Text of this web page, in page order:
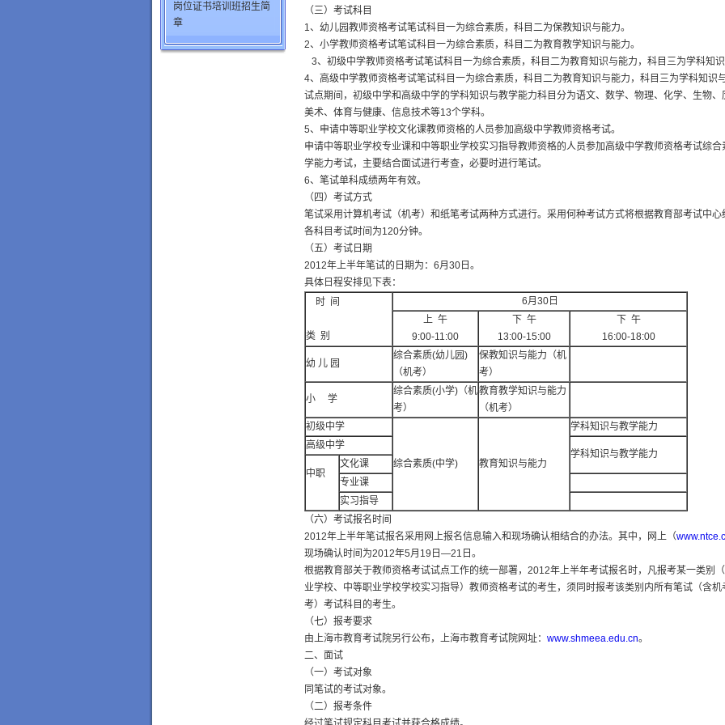
岗位证书培训班招生简
章
（三）考试科目
1、幼儿园教师资格考试笔试科目一为综合素质，科目二为保教知识与能力。
2、小学教师资格考试笔试科目一为综合素质，科目二为教育教学知识与能力。
3、初级中学教师资格考试笔试科目一为综合素质，科目二为教育知识与能力，科目三为学科知识
4、高级中学教师资格考试笔试科目一为综合素质，科目二为教育知识与能力，科目三为学科知识与
试点期间，初级中学和高级中学的学科知识与教学能力科目分为语文、数学、物理、化学、生物、
美术、体育与健康、信息技术等13个学科。
5、申请中等职业学校文化课教师资格的人员参加高级中学教师资格考试。
申请中等职业学校专业课和中等职业学校实习指导教师资格的人员参加高级中学教师资格考试综
学能力考试，主要结合面试进行考查，必要时进行笔试。
6、笔试单科成绩两年有效。
（四）考试方式
笔试采用计算机考试（机考）和纸笔考试两种方式进行。采用何种考试方式将根据教育部考试中心
各科目考试时间为120分钟。
（五）考试日期
2012年上半年笔试的日期为：6月30日。
具体日程安排见下表：
时 间
类 别
6月30日
上 午
9:00-11:00
下 午
13:00-15:00
下 午
16:00-18:00
幼 儿 园
综合素质(幼儿园)
（机考）
保教知识与能力（机
考）
小 学
综合素质(小学)（机
考）
教育教学知识与能力
（机考）
初级中学
综合素质(中学) 教育知识与能力
学科知识与教学能力
高级中学
学科知识与教学能力
中职
文化课
专业课
实习指导
（六）考试报名时间
2012年上半年笔试报名采用网上报名信息输入和现场确认相结合的办法。其中，网上（
现场确认时间为2012年5月19日—21日。
根据教育部关于教师资格考试试点工作的统一部署，2012年上半年考试报名时，凡报考某一类别
业学校、中等职业学校学校实习指导）教师资格考试的考生，须同时报考该类别内所有笔试（含
考）考试科目的考生。
（七）报考要求
由上海市教育考试院另行公布，上海市教育考试院网址： www.shmeea.edu.cn。
二、面试
（一）考试对象
同笔试的考试对象。
（二）报考条件